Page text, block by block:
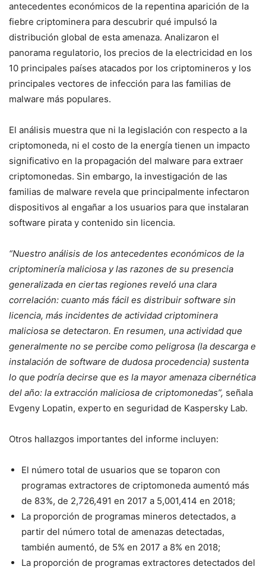
antecedentes económicos de la repentina aparición de la
fiebre criptominera para descubrir qué impulsó la
distribución global de esta amenaza. Analizaron el
panorama regulatorio, los precios de la electricidad en los
10 principales países atacados por los criptomineros y los
principales vectores de infección para las familias de
malware más populares.
El análisis muestra que ni la legislación con respecto a la
criptomoneda, ni el costo de la energía tienen un impacto
significativo en la propagación del malware para extraer
criptomonedas. Sin embargo, la investigación de las
familias de malware revela que principalmente infectaron
dispositivos al engañar a los usuarios para que instalaran
software pirata y contenido sin licencia.
“Nuestro análisis de los antecedentes económicos de la
criptominería maliciosa y las razones de su presencia
generalizada en ciertas regiones reveló una clara
correlación: cuanto más fácil es distribuir software sin
licencia, más incidentes de actividad criptominera
maliciosa se detectaron. En resumen, una actividad que
generalmente no se percibe como peligrosa (la descarga e
instalación de software de dudosa procedencia) sustenta
lo que podría decirse que es la mayor amenaza cibernética
del año: la extracción maliciosa de criptomonedas”, señala
Evgeny Lopatin, experto en seguridad de Kaspersky Lab.
Otros hallazgos importantes del informe incluyen:
El número total de usuarios que se toparon con
programas extractores de criptomoneda aumentó más
de 83%, de 2,726,491 en 2017 a 5,001,414 en 2018;
La proporción de programas mineros detectados, a
partir del número total de amenazas detectadas,
también aumentó, de 5% en 2017 a 8% en 2018;
La proporción de programas extractores detectados del